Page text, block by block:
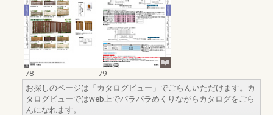
78
79
お探しのページは「カタログビュー」でごらんいただけます。カ
タログビューではweb上でパラパラめくりながらカタログをごら
んになれます。